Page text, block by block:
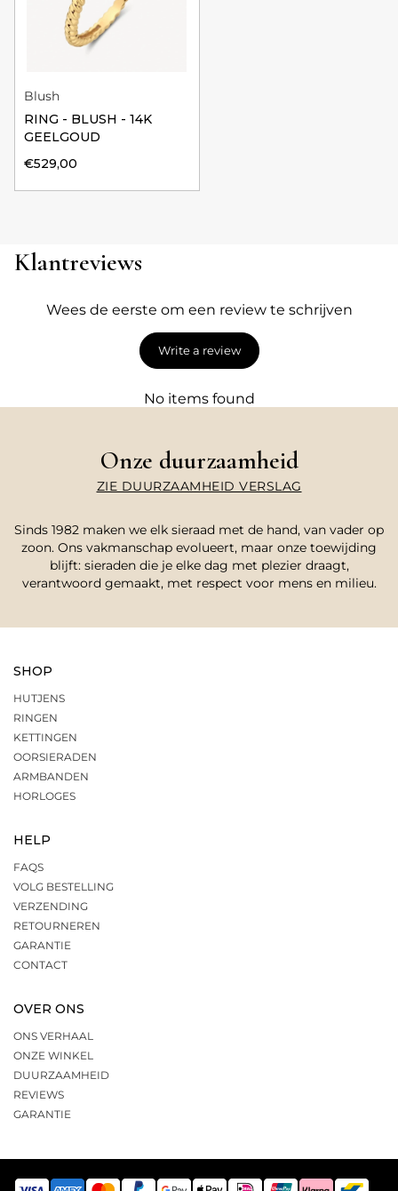
Blush
RING - BLUSH - 14K
GEELGOUD
€529,00
Klantreviews
Wees de eerste om een review te schrijven
Write a review
No items found
Onze duurzaamheid
ZIE DUURZAAMHEID VERSLAG
Sinds 1982 maken we elk sieraad met de hand, van vader op
zoon. Ons vakmanschap evolueert, maar onze toewijding
blijft: sieraden die je elke dag met plezier draagt,
verantwoord gemaakt, met respect voor mens en milieu.
SHOP
HUTJENS
RINGEN
KETTINGEN
OORSIERADEN
ARMBANDEN
HORLOGES
HELP
FAQS
VOLG BESTELLING
VERZENDING
RETOURNEREN
GARANTIE
CONTACT
OVER ONS
ONS VERHAAL
ONZE WINKEL
DUURZAAMHEID
REVIEWS
GARANTIE